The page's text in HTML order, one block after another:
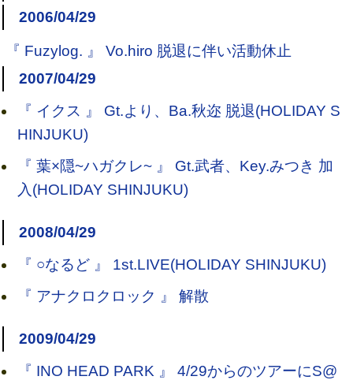
2006/04/29
『 Fuzylog. 』 Vo.hiro 脱退に伴い活動休止
2007/04/29
『 イクス 』 Gt.より、Ba.秋迩 脱退(HOLIDAY S
HINJUKU)
『 葉×隠~ハガクレ~ 』 Gt.武者、Key.みつき 加
入(HOLIDAY SHINJUKU)
2008/04/29
『 ○なるど 』 1st.LIVE(HOLIDAY SHINJUKU)
『 アナクロクロック 』 解散
2009/04/29
『 INO HEAD PARK 』 4/29からのツアーにS@